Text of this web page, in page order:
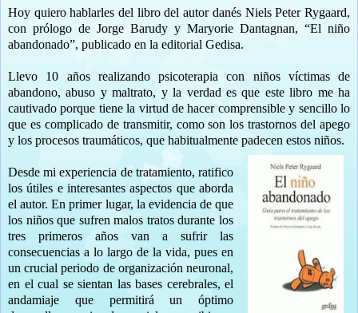
Hoy quiero hablarles del libro del autor danés Niels Peter Rygaard,
con prólogo de Jorge Barudy y Maryorie Dantagnan, “El niño
abandonado”, publicado en la editorial Gedisa.
Llevo 10 años realizando psicoterapia con niños víctimas de
abandono, abuso y maltrato, y la verdad es que este libro me ha
cautivado porque tiene la virtud de hacer comprensible y sencillo lo
que es complicado de transmitir, como son los trastornos del apego
y los procesos traumáticos, que habitualmente padecen estos niños.
Desde mi experiencia de tratamiento, ratifico
los útiles e interesantes aspectos que aborda
el autor. En primer lugar, la evidencia de que
los niños que sufren malos tratos durante los
tres primeros años van a sufrir las
consecuencias a lo largo de la vida, pues en
un crucial periodo de organización neuronal,
en el cual se sientan las bases cerebrales, el
andamiaje que permitirá un óptimo